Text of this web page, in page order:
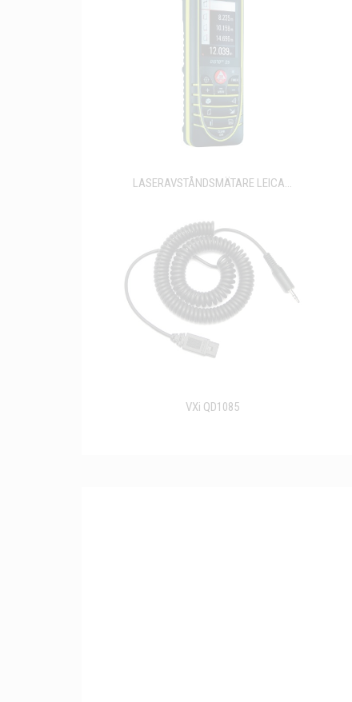
LASERAVSTÅNDSMÄTARE LEICA...
VXi QD1085